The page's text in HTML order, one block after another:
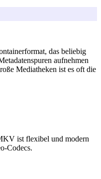
das beliebig
aufnehmen
Mediatheken ist es oft die
ist flexibel und modern
Codecs.